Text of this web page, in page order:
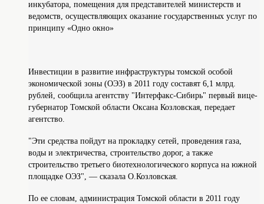
инкубатора, помещения для представителей министерств и
ведомств, осуществляющих оказание государственных услуг по
принципу «Одно окно»
Инвестиции в развитие инфраструктуры томской особой
экономической зоны (ОЭЗ) в 2011 году составят 6,1 млрд.
рублей, сообщила агентству "Интерфакс-Сибирь" первый вице-
губернатор Томской области Оксана Козловская, передает
агентство.
"Эти средства пойдут на прокладку сетей, проведения газа,
воды и электричества, строительство дорог, а также
строительство третьего биотехнологического корпуса на южной
площадке ОЭЗ", — сказала О.Козловская.
По ее словам, администрация Томской области в 2011 году